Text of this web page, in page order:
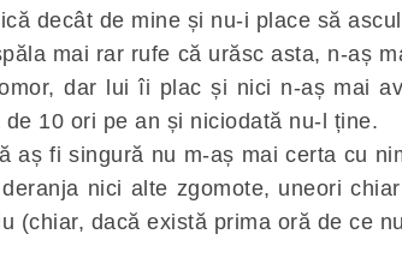
decât de mine și nu-i place să
mai rar rufe că urăsc asta, n-aș
dar lui îi plac și nici n-aș mai
de 10 ori pe an și niciodată nu-l ține.
aș fi singură nu m-aș mai certa cu
nici alte zgomote, uneori
(chiar, dacă există prima oră de ce